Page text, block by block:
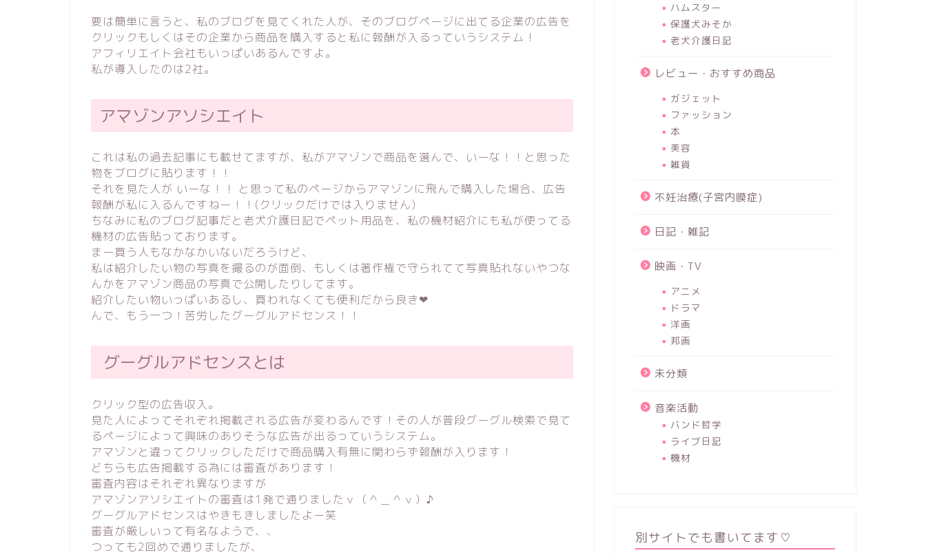
要は簡単に言うと、私のブログを見てくれた人が、そのブログページに出てる企業の広告を
クリックもしくはその企業から商品を購入すると私に報酬が入るっていうシステム！
アフィリエイト会社もいっぱいあるんですよ。
私が導入したのは2社。
アマゾンアソシエイト
これは私の過去記事にも載せてますが、私がアマゾンで商品を選んで、いーな！！と思った
物をブログに貼ります！！
それを見た人が いーな！！ と思って私のページからアマゾンに飛んで購入した場合、広告
報酬が私に入るんですねー！！(クリックだけでは入りません)
ちなみに私のブログ記事だと老犬介護日記でペット用品を、私の機材紹介にも私が使ってる
機材の広告貼っております。
まー買う人もなかなかいないだろうけど、
私は紹介したい物の写真を撮るのが面倒、もしくは著作権で守られてて写真貼れないやつな
んかをアマゾン商品の写真で公開したりしてます。
紹介したい物いっぱいあるし、買われなくても便利だから良き❤︎
んで、もう一つ！苦労したグーグルアドセンス！！
グーグルアドセンスとは
クリック型の広告収入。
見た人によってそれぞれ掲載される広告が変わるんです！その人が普段グーグル検索で見て
るページによって興味のありそうな広告が出るっていうシステム。
アマゾンと違ってクリックしただけで商品購入有無に関わらず報酬が入ります！
どちらも広告掲載する為には審査があります！
審査内容はそれぞれ異なりますが
アマゾンアソシエイトの審査は1発で通りましたｖ（＾＿＾ｖ）♪
グーグルアドセンスはやきもきしましたよー笑
審査が厳しいって有名なようで、、
つっても2回めで通りましたが、
ハムスター
保護犬みそか
老犬介護日記
レビュー・おすすめ商品
ガジェット
ファッション
本
美容
雑貨
不妊治療(子宮内膜症)
日記・雑記
映画・TV
アニメ
ドラマ
洋画
邦画
未分類
音楽活動
バンド哲学
ライブ日記
機材
別サイトでも書いてます♡